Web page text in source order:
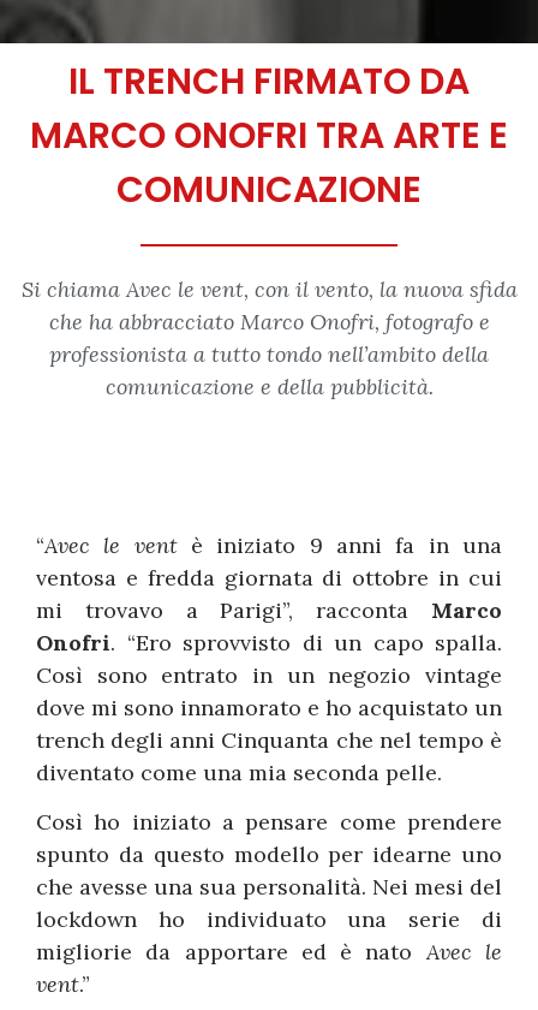
IL TRENCH FIRMATO DA
MARCO ONOFRI TRA ARTE E
COMUNICAZIONE
Si chiama Avec le vent, con il vento, la nuova sfida
che ha abbracciato Marco Onofri, fotografo e
professionista a tutto tondo nell’ambito della
comunicazione e della pubblicità.
“Avec le ventè iniziato 9 anni fa in una
ventosa e fredda giornata di ottobre in cui
mi trovavo a Parigi”, racconta Marco
Onofri. “Ero sprovvisto di un capo spalla.
Così sono entrato in un negozio vintage
dove mi sono innamorato e ho acquistato un
trench degli anni Cinquanta che nel tempo è
diventato come una mia seconda pelle.
Così ho iniziato a pensare come prendere
spunto da questo modello per idearne uno
che avesse una sua personalità. Nei mesi del
lockdown ho individuato una serie di
migliorie da apportare ed è natoAvec le
vent.”